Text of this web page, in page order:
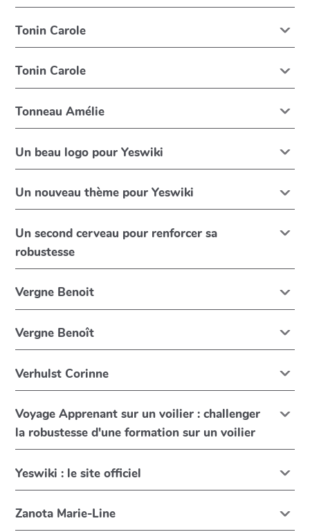
Tonin Carole
Tonin Carole
Tonneau Amélie
Un beau logo pour Yeswiki
Un nouveau thème pour Yeswiki
Un second cerveau pour renforcer sa
robustesse
Vergne Benoit
Vergne Benoît
Verhulst Corinne
Voyage Apprenant sur un voilier : challenger
la robustesse d'une formation sur un voilier
Yeswiki : le site officiel
Zanota Marie-Line